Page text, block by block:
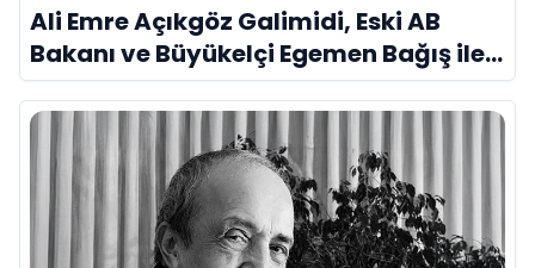
Ali Emre Açıkgöz Galimidi, Eski AB
Bakanı ve Büyükelçi Egemen Bağış ile
Bir Araya Geldi